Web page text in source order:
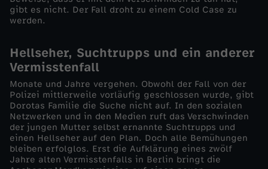
i
t
P
a
u
gibt es nicht. Der Fall droht zu einem Cold Case zu
werden.
Hellseher, Suchtrupps und ein anderer
Vermisstenfall
Monate und Jahre vergehen. Obwohl der Fall von der
Polizei mittlerweile vorläufig geschlossen wurde, gibt
Dorotas Familie die Suche nicht auf. In den sozialen
Netzwerken und in den Medien ruft das Verschwinden
der jungen Mutter selbst ernannte Suchtrupps und
einen Hellseher auf den Plan. Doch alle Bemühungen
bleiben erfolglos. Erst die Aufklärung eines zwölf
Jahre alten Vermisstenfalls in Berlin bringt die